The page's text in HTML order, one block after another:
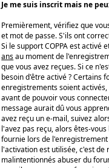
Je me suis inscrit mais ne
Premièrement, vérifiez que
et mot de passe. S'ils ont
Si le support COPPA est activé
ansau moment de
que vous avez reçues. Si ce
besoin d'être activé ? Certains
enregistrements soient
avant de pouvoir vous
message aurait dû vous
avez reçu un e-mail, suivez
l'avez pas reçu, alors êtes-
fournie lors de
l'activation est utilisée, c'est
malintentionnés abuser du